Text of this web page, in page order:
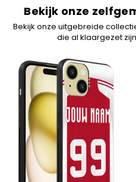
Bekijk onze
Bekijk onze uitgebreide
die al klaargezet